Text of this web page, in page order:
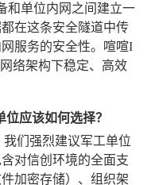
和单位内网之间建立一
在这条安全隧道中传
服务的安全性。喧喧I
络架构下稳定、高效
应该如何选择？
我们强烈建议军工单位
对信创环境的全面支
加密存储）、组织架